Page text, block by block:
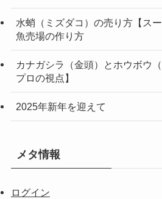
水蛸（ミズダコ）の売り方【ス
魚売場の作り方
カナガシラ（金頭）とホウボウ
プロの視点】
2025年新年を迎えて
メタ情報
ログイン